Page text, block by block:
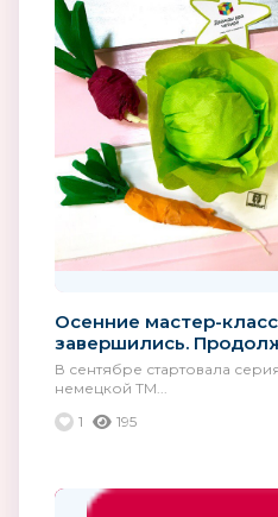
Осенние мастер-
завершились.
В сентябре стартовала
немецкой ТМ...
1
195